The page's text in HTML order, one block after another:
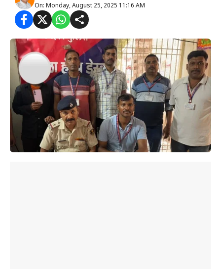
On: Monday, August 25, 2025 11:16 AM